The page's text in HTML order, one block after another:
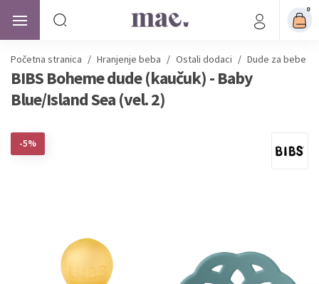
0
Početna stranica / Hranjenje beba / Ostali dodaci / Dude za bebe
BIBS Boheme dude (kaučuk) - Baby
Blue/Island Sea (vel. 2)
-5%